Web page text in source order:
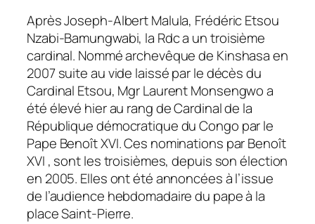
Après Joseph-Albert Malula, Frédéric Etsou
Nzabi-Bamungwabi, la Rdc a un troisième
cardinal. Nommé archevêque de Kinshasa en
2007 suite au vide laissé par le décès du
Cardinal Etsou, Mgr Laurent Monsengwo a
été élevé hier au rang de Cardinal de la
République démocratique du Congo par le
Pape Benoît XVI. Ces nominations par Benoît
XVI , sont les troisièmes, depuis son élection
en 2005. Elles ont été annoncées à l’issue
de l’audience hebdomadaire du pape à la
place Saint-Pierre.